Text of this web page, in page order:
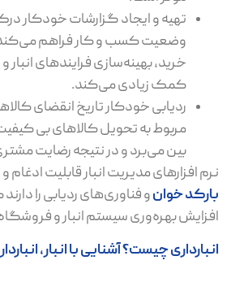
تهیه و ایجاد گزارشات خودکار
وضعیت کسب و کار فراهم می‌کند و
خرید، بهینه‌سازی فرایندهای
کمک زیادی می‌کند.
ردیابی خودکار تاریخ انقضای
مربوط به تحویل کالاهای بی کیفیت
بین می‌برد و در نتیجه رضایت
نرم افزارهای مدیریت انبار قابلیت ادغام
بارکد خوانو فناوری‌های ردیابی را
افزایش بهره‌وری سیستم انبار و
انبارداری چیست؟ آشنایی با انبار،